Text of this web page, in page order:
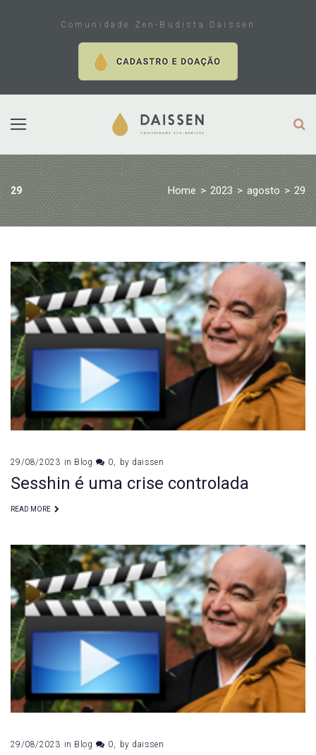
Comunidade Zen-Budista Daissen
29 Home > 2023 > agosto > 29
Dia:
29
de
agosto
de
2023
29/08/2023 in Blog 0 by daissen
Sesshin é uma crise controlada
READ MORE
29/08/2023 in Blog 0 by daissen